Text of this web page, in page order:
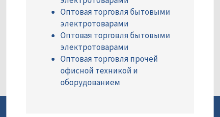
Оптовая торговля бытовыми
электротоварами
Оптовая торговля бытовыми
электротоварами
Оптовая торговля прочей
офисной техникой и
оборудованием